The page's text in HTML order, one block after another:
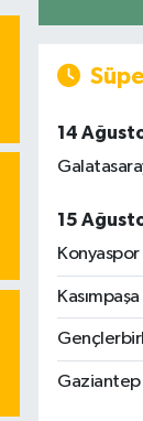
14
15
Konyaspor
Gaziantep